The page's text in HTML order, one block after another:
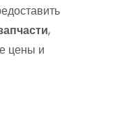
,
цены и